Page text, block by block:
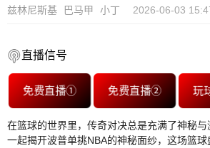
兹林尼斯基 巴马甲 小丁 2026-06-03
直播信号
免费直播① 免费直播② 玩
在篮球的世界里，传奇对决总是充满了神秘
一起揭开波普单挑NBA的神秘面纱，这场篮球